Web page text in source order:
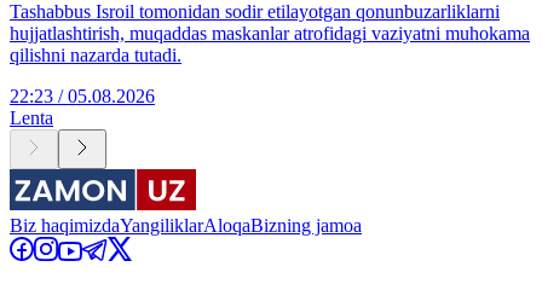
Tashabbus Isroil tomonidan sodir etilayotgan qonunbuzarliklarni
hujjatlashtirish, muqaddas maskanlar atrofidagi vaziyatni muhokama
qilishni nazarda tutadi.
22:23 / 05.08.2026
Lenta
Biz haqimizdaYangiliklarAloqaBizning jamoa